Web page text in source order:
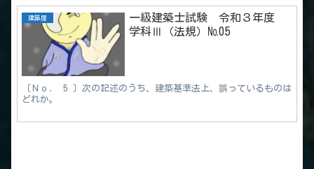
建築屋
一級建築士試験 令和３年度
学科Ⅲ（法規）№05
〔Ｎｏ． 5 〕次の記述のうち、建築基準法上、誤っているものは
どれか。